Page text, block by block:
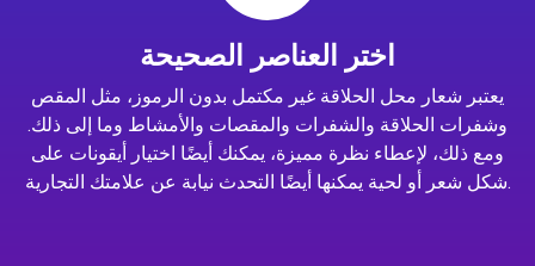
اختر العناصر الصحيحة
يعتبر شعار محل الحلاقة غير مكتمل بدون الرموز، مثل المقص
وشفرات الحلاقة والشفرات والمقصات والأمشاط وما إلى ذلك.
ومع ذلك، لإعطاء نظرة مميزة، يمكنك أيضًا اختيار أيقونات على
شكل شعر أو لحية يمكنها أيضًا التحدث نيابة عن علامتك التجارية.